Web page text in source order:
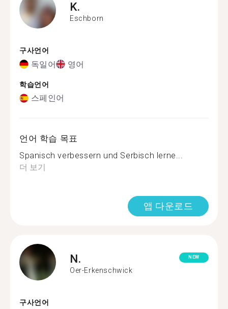
K.
Eschborn
구사언어
독일어 영어
학습언어
스페인어
언어 학습 목표
Spanisch verbessern und Serbisch lerne...
더 보기
앱 다운로드
N.
Oer-Erkenschwick
NEW
구사언어